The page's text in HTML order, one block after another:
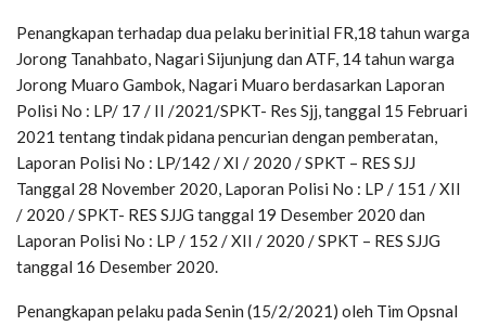
Penangkapan terhadap dua pelaku berinitial FR,18 tahun warga
Jorong Tanahbato, Nagari Sijunjung dan ATF, 14 tahun warga
Jorong Muaro Gambok, Nagari Muaro berdasarkan Laporan
Polisi No : LP/ 17 / II /2021/SPKT- Res Sjj, tanggal 15 Februari
2021 tentang tindak pidana pencurian dengan pemberatan,
Laporan Polisi No : LP/142 / XI / 2020 / SPKT – RES SJJ
Tanggal 28 November 2020, Laporan Polisi No : LP / 151 / XII
/ 2020 / SPKT- RES SJJG tanggal 19 Desember 2020 dan
Laporan Polisi No : LP / 152 / XII / 2020 / SPKT – RES SJJG
tanggal 16 Desember 2020.
Penangkapan pelaku pada Senin (15/2/2021) oleh Tim Opsnal